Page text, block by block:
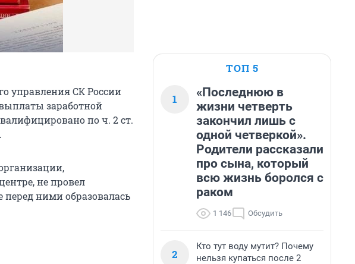
управления СК России
заработной
по ч. 2 ст.
не провел
перед ними образовалась
ТОП 5
1
«Последнюю в
жизни четверть
закончил лишь с
одной четверкой».
Родители рассказали
про сына, который
всю жизнь боролся с
раком
1 146 Обсудить
2
Кто тут воду мутит? Почему
нельзя купаться после 2